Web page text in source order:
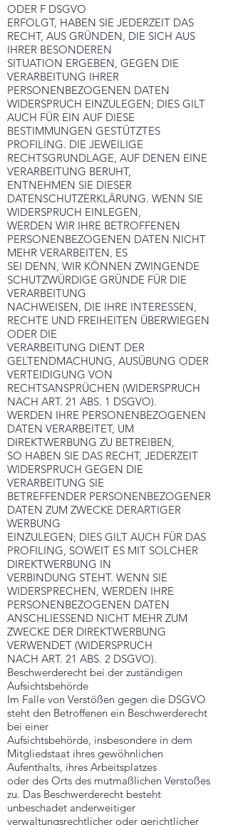
ODER F DSGVO
ERFOLGT, HABEN SIE JEDERZEIT DAS
RECHT, AUS GRÜNDEN, DIE SICH AUS
IHRER BESONDEREN
SITUATION ERGEBEN, GEGEN DIE
VERARBEITUNG IHRER
PERSONENBEZOGENEN DATEN
WIDERSPRUCH EINZULEGEN; DIES GILT
AUCH FÜR EIN AUF DIESE
BESTIMMUNGEN GESTÜTZTES
PROFILING. DIE JEWEILIGE
RECHTSGRUNDLAGE, AUF DENEN EINE
VERARBEITUNG BERUHT,
ENTNEHMEN SIE DIESER
DATENSCHUTZERKLÄRUNG. WENN SIE
WIDERSPRUCH EINLEGEN,
WERDEN WIR IHRE BETROFFENEN
PERSONENBEZOGENEN DATEN NICHT
MEHR VERARBEITEN, ES
SEI DENN, WIR KÖNNEN ZWINGENDE
SCHUTZWÜRDIGE GRÜNDE FÜR DIE
VERARBEITUNG
NACHWEISEN, DIE IHRE INTERESSEN,
RECHTE UND FREIHEITEN ÜBERWIEGEN
ODER DIE
VERARBEITUNG DIENT DER
GELTENDMACHUNG, AUSÜBUNG ODER
VERTEIDIGUNG VON
RECHTSANSPRÜCHEN (WIDERSPRUCH
NACH ART. 21 ABS. 1 DSGVO).
WERDEN IHRE PERSONENBEZOGENEN
DATEN VERARBEITET, UM
DIREKTWERBUNG ZU BETREIBEN,
SO HABEN SIE DAS RECHT, JEDERZEIT
WIDERSPRUCH GEGEN DIE
VERARBEITUNG SIE
BETREFFENDER PERSONENBEZOGENER
DATEN ZUM ZWECKE DERARTIGER
WERBUNG
EINZULEGEN; DIES GILT AUCH FÜR DAS
PROFILING, SOWEIT ES MIT SOLCHER
DIREKTWERBUNG IN
VERBINDUNG STEHT. WENN SIE
WIDERSPRECHEN, WERDEN IHRE
PERSONENBEZOGENEN DATEN
ANSCHLIESSEND NICHT MEHR ZUM
ZWECKE DER DIREKTWERBUNG
VERWENDET (WIDERSPRUCH
NACH ART. 21 ABS. 2 DSGVO).
Beschwerderecht bei der zuständigen
Aufsichtsbehörde
Im Falle von Verstößen gegen die DSGVO
steht den Betroffenen ein Beschwerderecht
bei einer
Aufsichtsbehörde, insbesondere in dem
Mitgliedstaat ihres gewöhnlichen
Aufenthalts, ihres Arbeitsplatzes
oder des Orts des mutmaßlichen Verstoßes
zu. Das Beschwerderecht besteht
unbeschadet anderweitiger
verwaltungsrechtlicher oder gerichtlicher